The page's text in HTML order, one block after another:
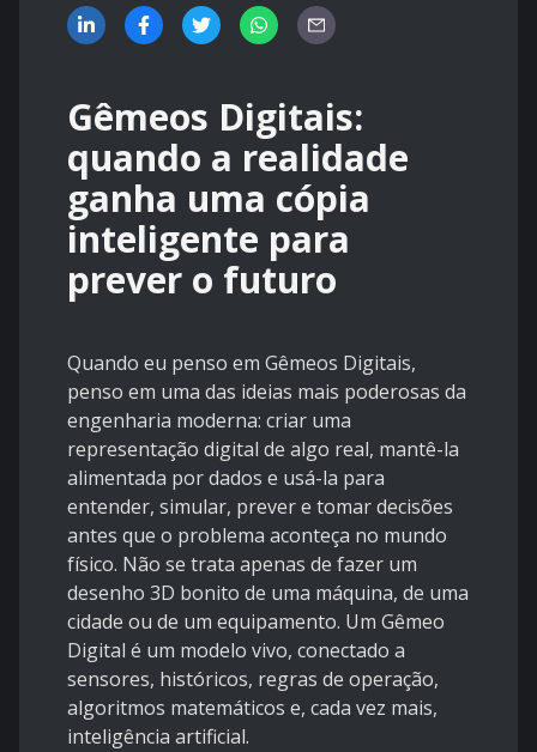
Gêmeos Digitais:
quando a realidade
ganha uma cópia
inteligente para
prever o futuro
Quando eu penso em Gêmeos Digitais,
penso em uma das ideias mais poderosas da
engenharia moderna: criar uma
representação digital de algo real, mantê-la
alimentada por dados e usá-la para
entender, simular, prever e tomar decisões
antes que o problema aconteça no mundo
físico. Não se trata apenas de fazer um
desenho 3D bonito de uma máquina, de uma
cidade ou de um equipamento. Um Gêmeo
Digital é um modelo vivo, conectado a
sensores, históricos, regras de operação,
algoritmos matemáticos e, cada vez mais,
inteligência artificial.